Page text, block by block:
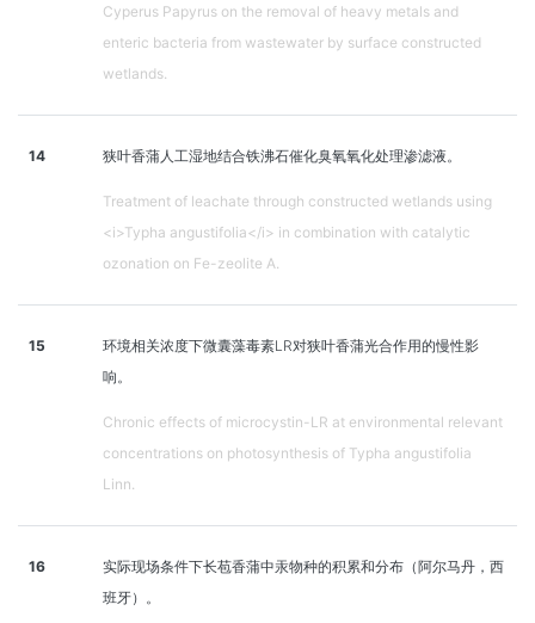
Cyperus Papyrus on the removal of heavy metals and
enteric bacteria from wastewater by surface constructed
wetlands.
14 狭叶香蒲人工湿地结合铁沸石催化臭氧氧化处理渗滤液。
Treatment of leachate through constructed wetlands using
<i>Typha angustifolia</i> in combination with catalytic
ozonation on Fe-zeolite A.
15
环境相关浓度下微囊藻毒素LR对狭叶香蒲光合作用的慢性影
响。
Chronic effects of microcystin-LR at environmental relevant
concentrations on photosynthesis of Typha angustifolia
Linn.
16
实际现场条件下长苞香蒲中汞物种的积累和分布（阿尔马丹，西
班牙）。